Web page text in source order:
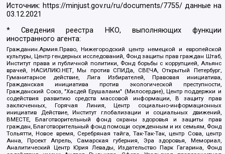
Источник: https://minjust.gov.ru/ru/documents/7755/ данные на
03.12.2021
* Сведения реестра НКО, выполняющих функции
иностранного агента:
Гражданин.Армия.Право, Нижегородский центр немецкой и европейской
культуры, Центр гендерных исследований, Фонд защиты прав граждан Штаб,
Институт права и публичной политики, Фонд борьбы с коррупцией, Альянс
врачей, НАСИЛИЮ.НЕТ, Мы против СПИДа, СВЕЧА, Открытый Петербург,
Гуманитарное действие, Лига Избирателей, Правовая инициатива,
Гражданская инициатива против экологической преступности,
Гражданский Союз, "Хасдей Ерушалаим" (Милосердие), Центр поддержки и
содействия развитию средств массовой информации, В защиту прав
заключенных, Горячая Линия, Центр социально-информационных
инициатив Действие, Институт глобализации и социальных движений,
ВМЕСТЕ, Благотворительный фонд охраны здоровья и защиты прав
граждан, Благотворительный фонд помощи осужденным и их семьям, Фонд
Тольятти, Новое время, Серебряная тайга, Так-Так-Так, центр Сова, центр
Анна, Проект Апрель, Самарская губерния, Эра здоровья, Мемориал,
Аналитический Центр Юрия Левады, Издательство Парк Гагарина, Фонд